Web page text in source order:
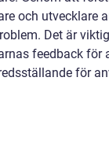
och utvecklare
Det är
feedback för
för